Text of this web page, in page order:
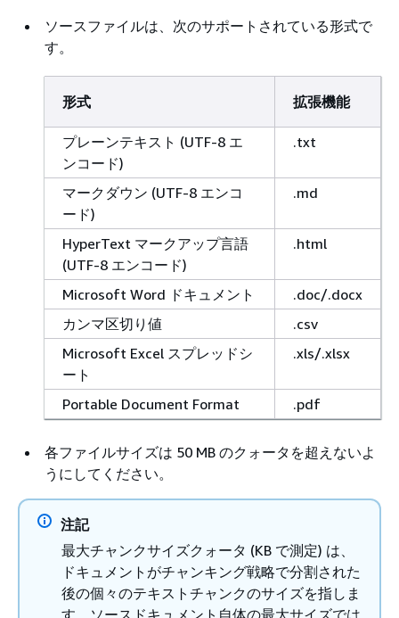
ソースファイルは、次のサポートされている形式で
す。
形式 拡張機能
プレーンテキスト (UTF-8 エ
ンコード)
.txt
マークダウン (UTF-8 エンコ
ード)
.md
HyperText マークアップ言語
(UTF-8 エンコード)
.html
Microsoft Word ドキュメント
.doc/.docx
カンマ区切り値
.csv
Microsoft Excel スプレッドシ
ート
.xls/.xlsx
Portable Document Format .pdf
各ファイルサイズは 50 MB のクォータを超えないよ
うにしてください。
注記
最大チャンクサイズクォータ (KB で測定) は、
ドキュメントがチャンキング戦略で分割された
後の個々のテキストチャンクのサイズを指しま
す。ソースドキュメント自体の最大サイズでは